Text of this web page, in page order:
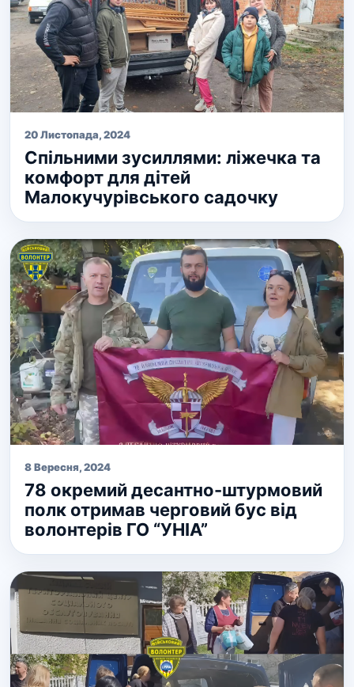
20 Листопада, 2024
Спільними зусиллями: ліжечка та
комфорт для дітей
Малокучурівського садочку
8 Вересня, 2024
78 окремий десантно-штурмовий
полк отримав черговий бус від
волонтерів ГО “УНІА”